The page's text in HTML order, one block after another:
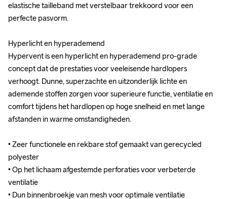
elastische tailleband met verstelbaar trekkoord voor een
perfecte pasvorm.
Hyperlicht en hyperademend
Hypervent is een hyperlicht en hyperademend pro-grade
concept dat de prestaties voor veeleisende hardlopers
verhoogt. Dunne, superzachte en uitzonderlijk lichte en
ademende stoffen zorgen voor superieure functie, ventilatie en
comfort tijdens het hardlopen op hoge snelheid en met lange
afstanden in warme omstandigheden.
• Zeer functionele en rekbare stof gemaakt van gerecycled
polyester
• Op het lichaam afgestemde perforaties voor verbeterde
ventilatie
• Dun binnenbroekje van mesh voor optimale ventilatie
elastische tailleband met verstelbaar trekkoord voor een
perfecte pasvorm.
Hyperlicht en hyperademend
Hypervent is een hyperlicht en hyperademend pro-grade
concept dat de prestaties voor veeleisende hardlopers
verhoogt. Dunne, superzachte en uitzonderlijk lichte en
ademende stoffen zorgen voor superieure functie, ventilatie en
comfort tijdens het hardlopen op hoge snelheid en met lange
afstanden in warme omstandigheden.
• Zeer functionele en rekbare stof gemaakt van gerecycled
polyester
• Op het lichaam afgestemde perforaties voor verbeterde
ventilatie
• Dun binnenbroekje van mesh voor optimale ventilatie